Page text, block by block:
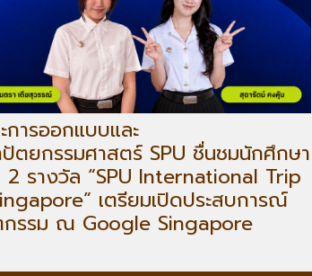
ารออกแบบและ
ตยกรรมศาสตร์ SPU ชื่นชมนักศึกษา
2 รางวัล “SPU International Trip
เตรียมเปิดประสบการณ์
รรม ณ Google Singapore